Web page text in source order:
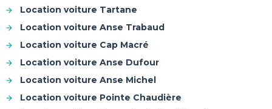
Location voiture Tartane
Location voiture Anse Trabaud
Location voiture Cap Macré
Location voiture Anse Dufour
Location voiture Anse Michel
Location voiture Pointe Chaudière